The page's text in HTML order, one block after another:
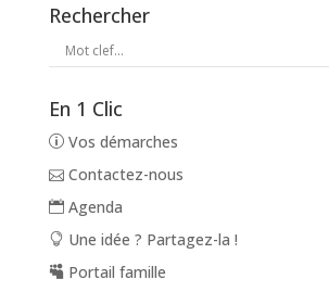
Rechercher
En 1 Clic
Vos démarches
Contactez-nous
Agenda
Une idée ? Partagez-la !
Portail famille